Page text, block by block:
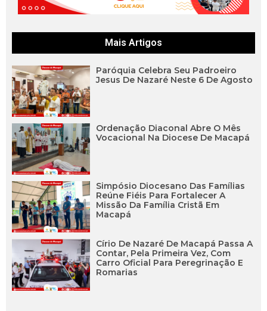
Mais Artigos
Paróquia Celebra Seu Padroeiro
Jesus De Nazaré Neste 6 De Agosto
Ordenação Diaconal Abre O Mês
Vocacional Na Diocese De Macapá
Simpósio Diocesano Das Famílias
Reúne Fiéis Para Fortalecer A
Missão Da Família Cristã Em
Macapá
Círio De Nazaré De Macapá Passa A
Contar, Pela Primeira Vez, Com
Carro Oficial Para Peregrinação E
Romarias